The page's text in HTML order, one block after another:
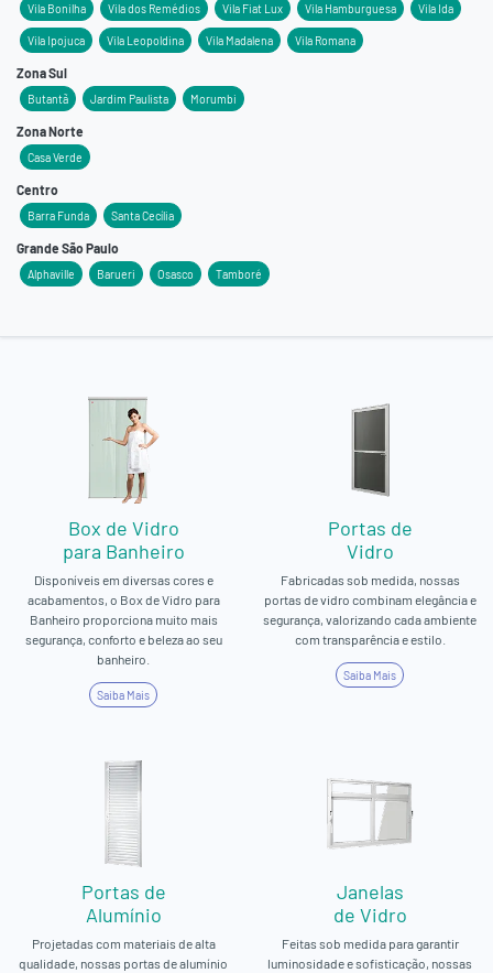
Vila Bonilha Vila dos Remédios Vila Fiat Lux Vila Hamburguesa Vila Ida
Vila Ipojuca Vila Leopoldina Vila Madalena Vila Romana
Zona Sul
Butantã Jardim Paulista Morumbi
Zona Norte
Casa Verde
Centro
Barra Funda Santa Cecília
Grande São Paulo
Alphaville Barueri Osasco Tamboré
Box de Vidro
para Banheiro
Disponíveis em diversas cores e
acabamentos, o Box de Vidro para
Banheiro proporciona muito mais
segurança, conforto e beleza ao seu
banheiro.
Saiba Mais
Portas de
Vidro
Fabricadas sob medida, nossas
portas de vidro combinam elegância e
segurança, valorizando cada ambiente
com transparência e estilo.
Saiba Mais
Portas de
Alumínio
Projetadas com materiais de alta
qualidade, nossas portas de alumínio
Janelas
de Vidro
Feitas sob medida para garantir
luminosidade e sofisticação, nossas